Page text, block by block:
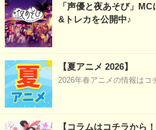
「声優と夜あそび」
&トレカを公開中♪
【夏アニメ 2026】
2026年春アニメの情報はコ
【コラムはコチラから